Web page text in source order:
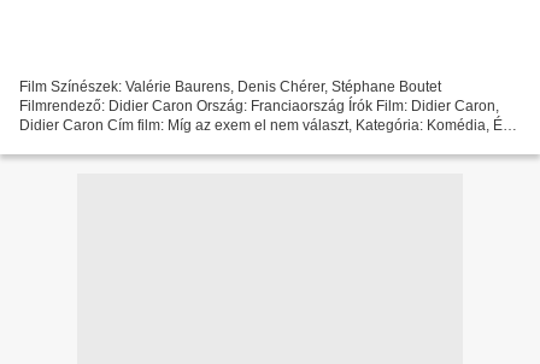
Film Színészek: Valérie Baurens, Denis Chérer, Stéphane Boutet
Filmrendező: Didier Caron Ország: Franciaország Írók Film: Didier Caron,
Didier Caron Cím film: Míg az exem el nem választ, Kategória: Komédia, Év: